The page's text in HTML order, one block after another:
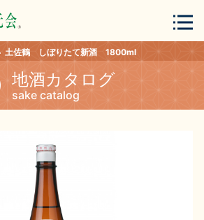
ログイン
土佐鶴 しぼりたて新酒 1800ml
地酒カタログ
sake catalog